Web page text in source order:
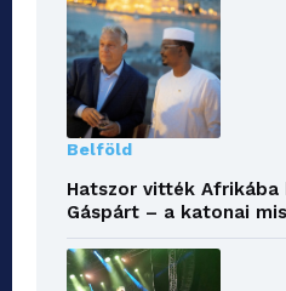
Belföld
Hatszor vitték Afrikába
Gáspárt – a katonai